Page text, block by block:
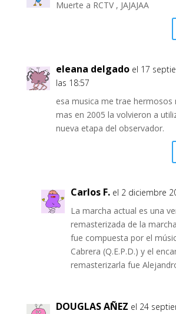
Muerte a RCTV , JAJAJAA
eleana delgado el 17
las 18:57
esa musica me trae hermosos
mas en 2005 la volvieron a
nueva etapa del observador.
Carlos F. el 2 diciembre
La marcha actual es una
remasterizada de la
fue compuesta por el
Cabrera (Q.E.P.D.) y el
remasterizarla fue
DOUGLAS AÑEZ el 24